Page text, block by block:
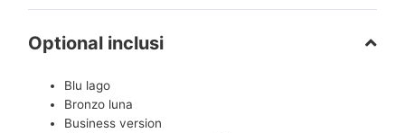
Optional inclusi
Blu lago
Bronzo luna
Business version